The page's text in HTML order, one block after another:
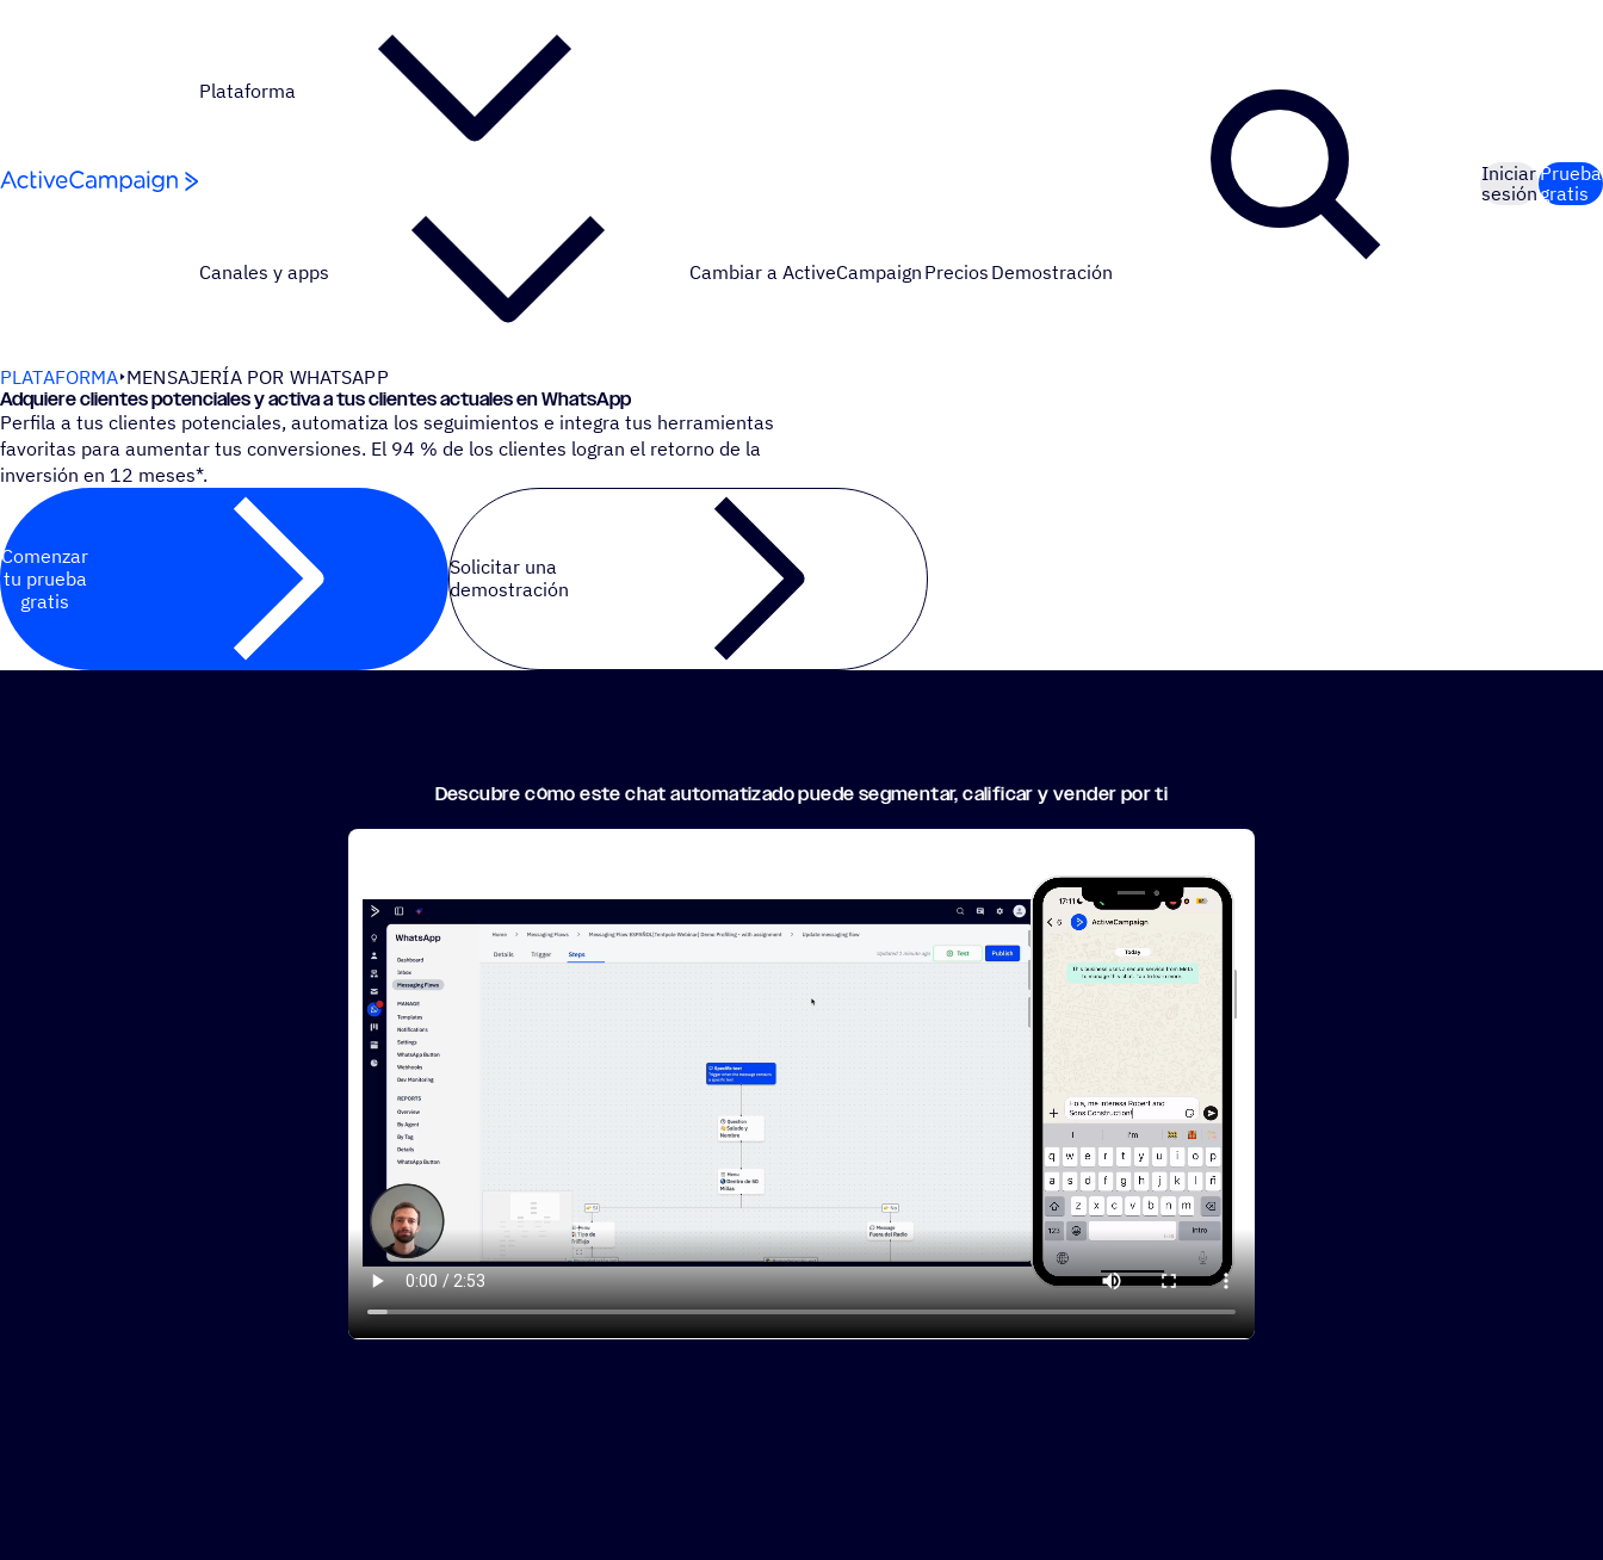
Plataforma
Canales y apps Cambiar a ActiveCampaign Precios Demostración
Iniciar
sesión
Prueba
gratis
PLATAFORMA MENSAJERÍA POR WHATSAPP
Adquiere clien­tes poten­cia­les y activa a tus clien­tes actua­les en WhatsApp
Perfila a tus clientes potenciales, automatiza los seguimientos e integra tus herramientas
favoritas para aumentar tus conversiones. El 94 % de los clientes logran el retorno de la
inversión en 12 meses*.
Comenzar
tu prueba
gratis
Solicitar una
demostración
Descubre cómo este chat automatizado puede segmentar, calificar y vender por ti